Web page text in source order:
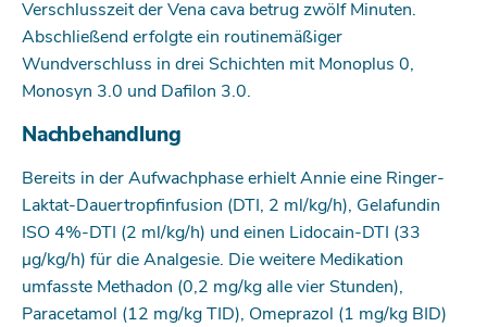
Verschlusszeit der Vena cava betrug zwölf Minuten.
Abschließend erfolgte ein routinemäßiger
Wundverschluss in drei Schichten mit Monoplus 0,
Monosyn 3.0 und Dafilon 3.0.
Nachbehandlung
Bereits in der Aufwachphase erhielt Annie eine Ringer-
Laktat-Dauertropfinfusion (DTI, 2 ml/kg/h), Gelafundin
ISO 4%-DTI (2 ml/kg/h) und einen Lidocain-DTI (33
μg/kg/h) für die Analgesie. Die weitere Medikation
umfasste Methadon (0,2 mg/kg alle vier Stunden),
Paracetamol (12 mg/kg TID), Omeprazol (1 mg/kg BID)